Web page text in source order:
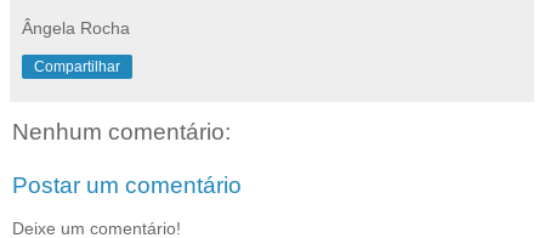
Ângela Rocha
Compartilhar
Nenhum comentário:
Postar um comentário
Deixe um comentário!